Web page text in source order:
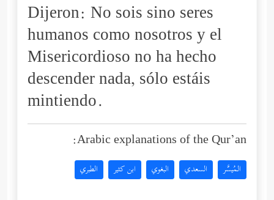
Dijeron: No sois sino seres
humanos como nosotros y el
Misericordioso no ha hecho
descender nada, sólo estáis
mintiendo.
Arabic explanations of the Qur’an:
المُيسَّر السعدي البغوي ابن كثير الطبري